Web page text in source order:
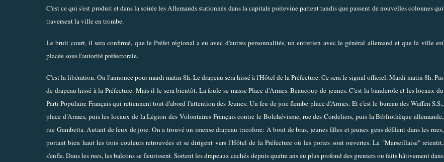
C'est ce qui s'est produit et dans la soirée les Allemands stationnés dans la capitale poitevine partent tandis que passent de nouvelles colonnes qui
traversent la ville en trombe.
Le bruit court, il sera confirmé, que le Préfet régional a eu avec d'autres personnalités, un entretien avec le général allemand et que la ville est
placée sous l'autorité préfectorale.
C'est la libération. On l'annonce pour mardi matin 8h. Le drapeau sera hissé à l'Hôtel de la Préfecture. Ce sera le signal officiel. Mardi matin 8h. Pas
de drapeau hissé à la Préfecture. Mais il le sera bientôt. La foule se masse Place d'Armes. Beaucoup de jeunes. C'est la banderole et les locaux du
Parti Populaire Français qui retiennent tout d'abord l'attention des Jeunes: Un feu de joie flembe place d'Armes. Et c'est le bureau des Waffen S.S.,
place d'Armes, puis les locaux de la Légion des Volontaires Français contre le Bolchévisme, rue des Cordeliers, puis la Bibliothèque allemande,
rue Gambetta. Autant de feux de joie. On a trouvé un imense drapeau tricolore: A bout de bras, jeunes filles et jeunes gens défilent dans les rues,
portant bien haut les trois couleurs retrouvées et se dirigent vers l'Hôtel de la Préfecture où les portes sont ouvertes. La "Marseillaise" retentit,
s'enfle. Dans les rues, les balcons se fleurissent. Sortent les drapeaux cachés depuis quatre ans au plus profond des greniers ou faits hâtivement dans